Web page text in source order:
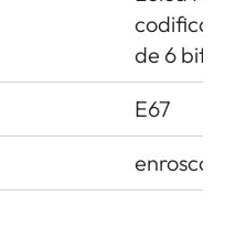
de 6 bits
E67